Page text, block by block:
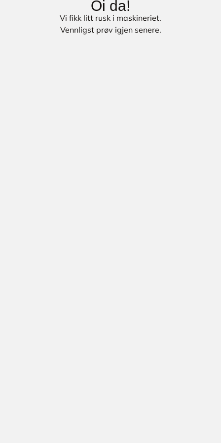
Oi da!
Vi fikk litt rusk i maskineriet.
Vennligst prøv igjen senere.